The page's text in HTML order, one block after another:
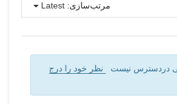
مرتب‌سازی: Latest
دردسترس نیست
نظر خود را درج